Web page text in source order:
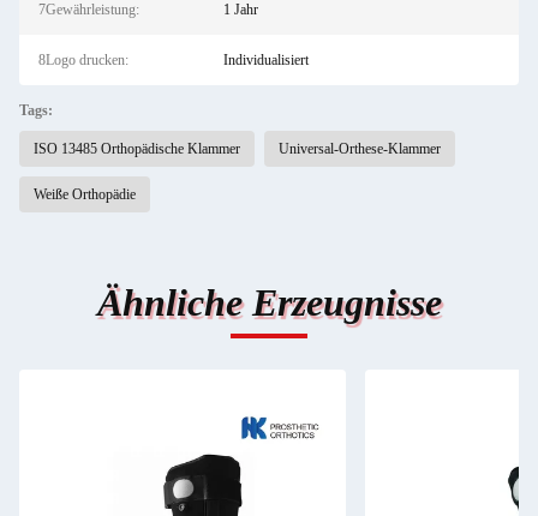
7Gewährleistung: 1 Jahr
8Logo drucken: Individualisiert
Tags:
ISO 13485 Orthopädische Klammer Universal-Orthese-Klammer
Weiße Orthopädie
Ähnliche Erzeugnisse